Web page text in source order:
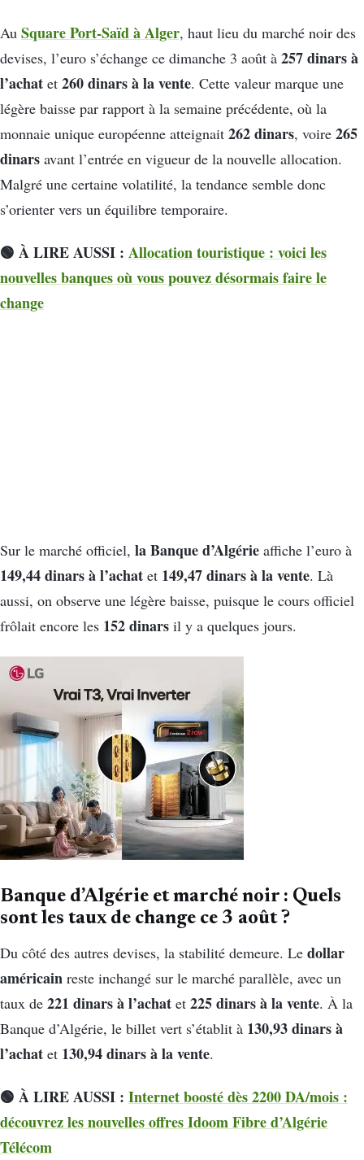
Au Square Port-Saïd à Alger, haut lieu du marché noir des
devises, l’euro s’échange ce dimanche 3 août à 257 dinars à
l’achat et 260 dinars à la vente. Cette valeur marque une
légère baisse par rapport à la semaine précédente, où la
monnaie unique européenne atteignait 262 dinars, voire 265
dinars avant l’entrée en vigueur de la nouvelle allocation.
Malgré une certaine volatilité, la tendance semble donc
s’orienter vers un équilibre temporaire.
🟢 À LIRE AUSSI : Allocation touristique : voici les
nouvelles banques où vous pouvez désormais faire le
change
Sur le marché officiel, la Banque d’Algérie affiche l’euro à
149,44 dinars à l’achat et 149,47 dinars à la vente. Là
aussi, on observe une légère baisse, puisque le cours officiel
frôlait encore les 152 dinars il y a quelques jours.
Banque d’Algérie et marché noir : Quels
sont les taux de change ce 3 août ?
Du côté des autres devises, la stabilité demeure. Le dollar
américain reste inchangé sur le marché parallèle, avec un
taux de 221 dinars à l’achat et 225 dinars à la vente. À la
Banque d’Algérie, le billet vert s’établit à 130,93 dinars à
l’achat et 130,94 dinars à la vente.
🟢 À LIRE AUSSI : Internet boosté dès 2200 DA/mois :
découvrez les nouvelles offres Idoom Fibre d’Algérie
Télécom